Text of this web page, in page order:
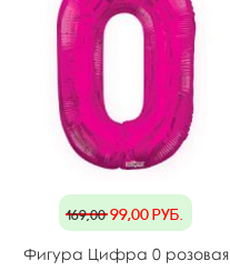
169,0099,00руб.
Фигура Цифра 0 розовая